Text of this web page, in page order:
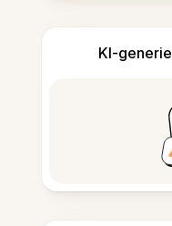
KI-